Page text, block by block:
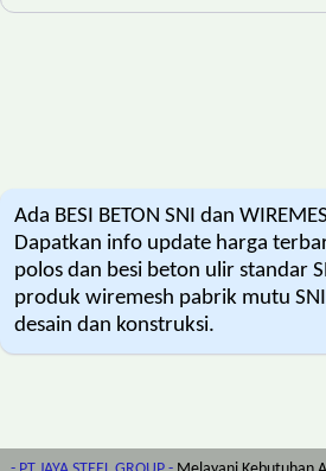
Ada BESI BETON SNI dan
Dapatkan info update harga
polos dan besi beton ulir standar
produk wiremesh pabrik mutu
desain dan konstruksi.